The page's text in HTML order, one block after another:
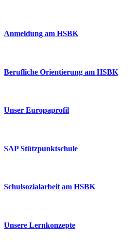
Anmeldung am HSBK
Berufliche Orientierung am HSBK
Unser Europaprofil
SAP Stützpunktschule
Schulsozialarbeit am HSBK
Unsere Lernkonzepte